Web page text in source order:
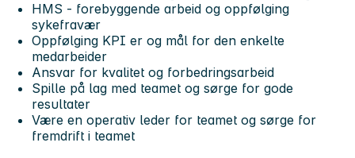
HMS - forebyggende arbeid og oppfølging
sykefravær
Oppfølging KPI er og mål for den enkelte
medarbeider
Ansvar for kvalitet og forbedringsarbeid
Spille på lag med teamet og sørge for gode
resultater
Være en operativ leder for teamet og sørge for
fremdrift i teamet